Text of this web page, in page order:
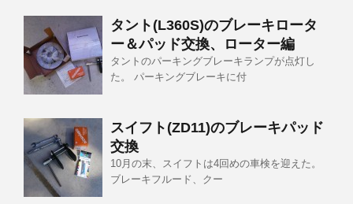
タント(L360S)のブレーキロータ
ー＆パッド交換、ローター編
タントのパーキングブレーキランプが点灯し
た。 パーキングブレーキに付
スイフト(ZD11)のブレーキパッド
交換
10月の末、スイフトは4回めの車検を迎えた。
ブレーキフルード、クー